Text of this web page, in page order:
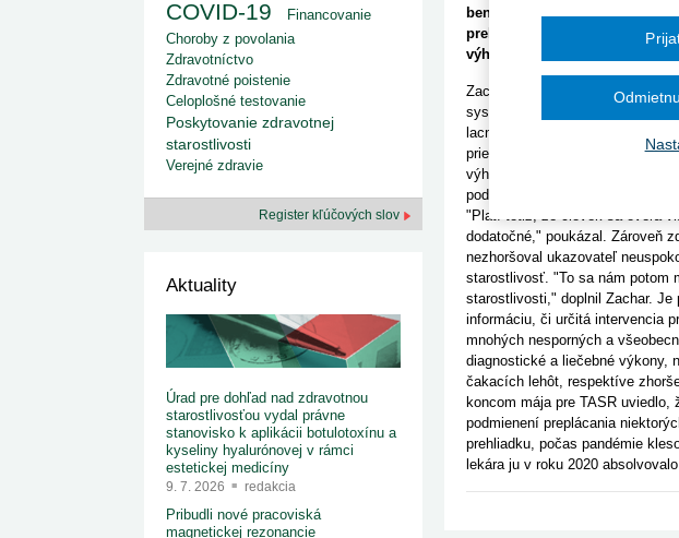
1. 7. 2026
redakcia
Ministerstvo zdravotníctva zverejnilo aktualizovaný
zoznam kategori...
29. 6. 2026
redakcia
Rezort zdravotníctva zverejnil zoznam
kategorizovaných špeciálnych ...
29. 6. 2026
redakcia
Výzva na podporu dostupnosti zdravotnej
starostlivosti v centrách z...
2015
Od 1. augusta 2026 sa začína šesťmesačné prechodné
benefitov. Pre TASR to v
prehliadkami uviedol šéf
výhodnejšie uvažovať skôr o
Zachar víta, že sa začalo o
systém zachytil rôzne zdravotné
lacnejšia," dodal. Začať by sa s
priechodnejšie a na začiatok asi
výhod pri absolvovaní
podľa Zachara oveľa viac
"Platí totiž, že človek sa oveľa
dodatočné," poukázal. Zároveň
nezhoršoval ukazovateľ
starostlivosť. "To sa nám potom
starostlivosti," doplnil Zachar.
informáciu, či určitá intervencia
mnohých nesporných a
diagnostické a liečebné výkony,
čakacích lehôt, respektíve
koncom mája pre TASR
podmienení preplácania
prehliadku, počas pandémie
lekára ju v roku 2020
COVID-19
Financovanie
Choroby z povolania
Zdravotníctvo
Zdravotné poistenie
Celoplošné testovanie
Poskytovanie zdravotnej
starostlivosti
Verejné zdravie
Register kľúčových slov
Aktuality
Úrad pre dohľad nad zdravotnou
starostlivosťou vydal právne
stanovisko k aplikácii botulotoxínu a
kyseliny hyalurónovej v rámci
estetickej medicíny
9. 7. 2026 redakcia
Pribudli nové pracoviská
magnetickej rezonancie